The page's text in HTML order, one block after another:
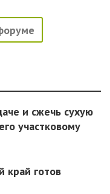
и сжечь сухую
участковому
край готов